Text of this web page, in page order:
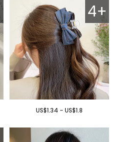
4+
US$1.34 - US$1.8